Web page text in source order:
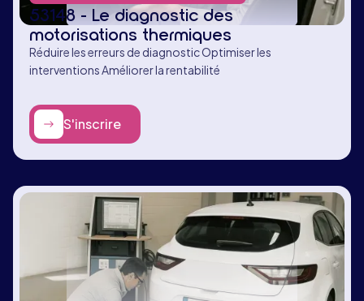
53148 - Le diagnostic des
motorisations thermiques
Réduire les erreurs de diagnostic Optimiser les
interventions Améliorer la rentabilité
S'inscrire